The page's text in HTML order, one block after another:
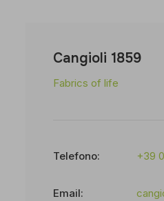
Cangioli 1859
Fabrics of life
Telefono: +39
Email: